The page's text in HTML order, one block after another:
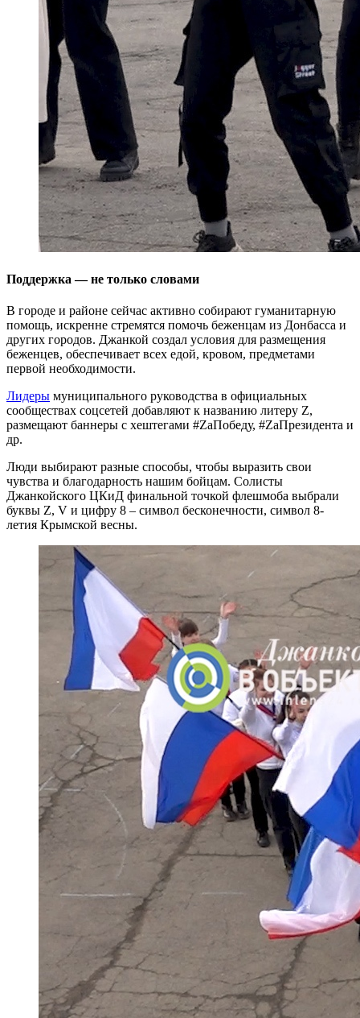
Поддержка — не только словами
В городе и районе сейчас активно собирают гуманитарную
помощь, искренне стремятся помочь беженцам из Донбасса и
других городов. Джанкой создал условия для размещения
беженцев, обеспечивает всех едой, кровом, предметами
первой необходимости.
Лидеры муниципального руководства в официальных
сообществах соцсетей добавляют к названию литеру Z,
размещают баннеры с хештегами #ZаПобеду, #ZаПрезидента и
др.
Люди выбирают разные способы, чтобы выразить свои
чувства и благодарность нашим бойцам. Солисты
Джанкойского ЦКиД финальной точкой флешмоба выбрали
буквы Z, V и цифру 8 – символ бесконечности, символ 8-
летия Крымской весны.